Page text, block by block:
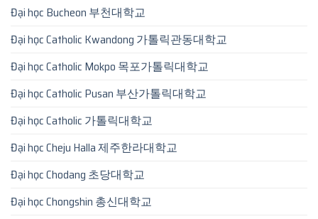
Đại học Bucheon 부천대학교
Đại học Catholic Kwandong 가톨릭관동대학교
Đại học Catholic Mokpo 목포가톨릭대학교
Đại học Catholic Pusan 부산가톨릭대학교
Đại học Catholic 가톨릭대학교
Đại học Cheju Halla 제주한라대학교
Đại học Chodang 초당대학교
Đại học Chongshin 총신대학교